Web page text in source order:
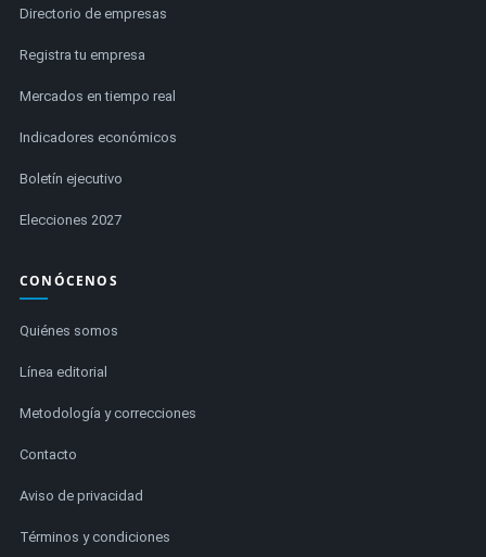
Directorio de empresas
Registra tu empresa
Mercados en tiempo real
Indicadores económicos
Boletín ejecutivo
Elecciones 2027
CONÓCENOS
Quiénes somos
Línea editorial
Metodología y correcciones
Contacto
Aviso de privacidad
Términos y condiciones